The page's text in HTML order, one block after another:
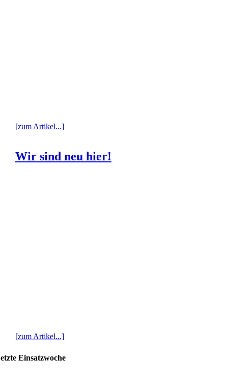
[zum Artikel...]
Wir sind neu hier!
[zum Artikel...]
Einsatzwoche